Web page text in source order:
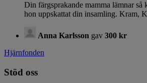
Din färgsprakande mamma lämnar så
hon uppskattat din insamling. Kram,
Anna Karlsson gav 300 kr
Hjärnfonden
Stöd oss